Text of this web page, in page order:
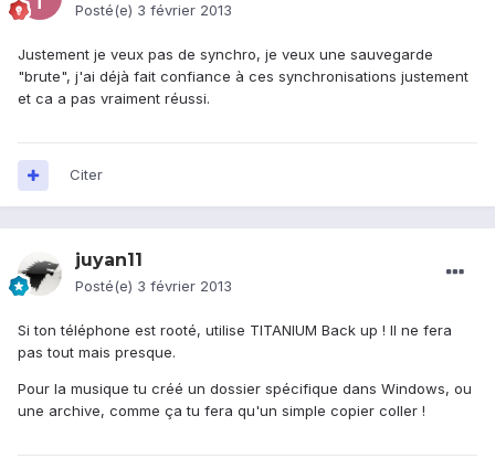
Posté(e) 3 février 2013
Justement je veux pas de synchro, je veux une sauvegarde
"brute", j'ai déjà fait confiance à ces synchronisations justement
et ca a pas vraiment réussi.
Citer
juyan11
Posté(e) 3 février 2013
Si ton téléphone est rooté, utilise TITANIUM Back up ! Il ne fera
pas tout mais presque.
Pour la musique tu créé un dossier spécifique dans Windows, ou
une archive, comme ça tu fera qu'un simple copier coller !